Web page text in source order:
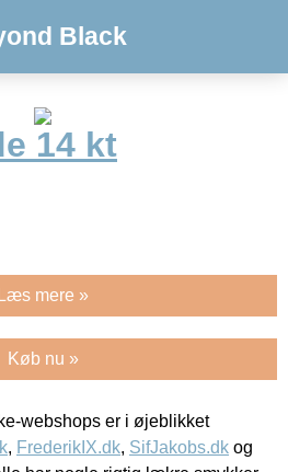
Black
14 kt
Læs mere »
Køb nu »
webshops er i øjeblikket
, FrederikIX.dk, SifJakobs.dk og